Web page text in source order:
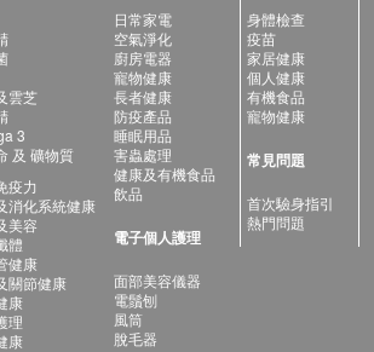
雲芝
3
及 礦物質
疫力
消化系統健康
美容
體
健康
關節健康
康
理
康
日常家電
空氣淨化
廚房電器
寵物健康
長者健康
防疫產品
睡眠用品
害蟲處理
健康及有機食品
飲品
電子個人護理
面部美容儀器
電鬚刨
風筒
脫毛器
身體檢查
疫苗
家居健康
個人健康
有機食品
寵物健康
常見問題
首次驗身指引
熱門問題